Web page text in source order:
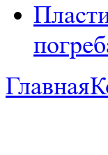
Главная